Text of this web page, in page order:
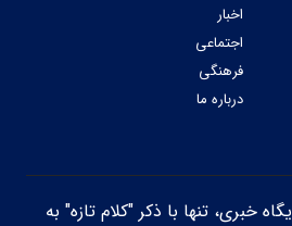
اخبار
اجتماعی
فرهنگی
درباره ما
خبری، تنها با ذکر "کلام تازه" به